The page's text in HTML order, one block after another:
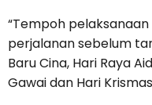
“Tempoh
perjalanan sebelum
Baru Cina, Hari Raya
Gawai dan Hari